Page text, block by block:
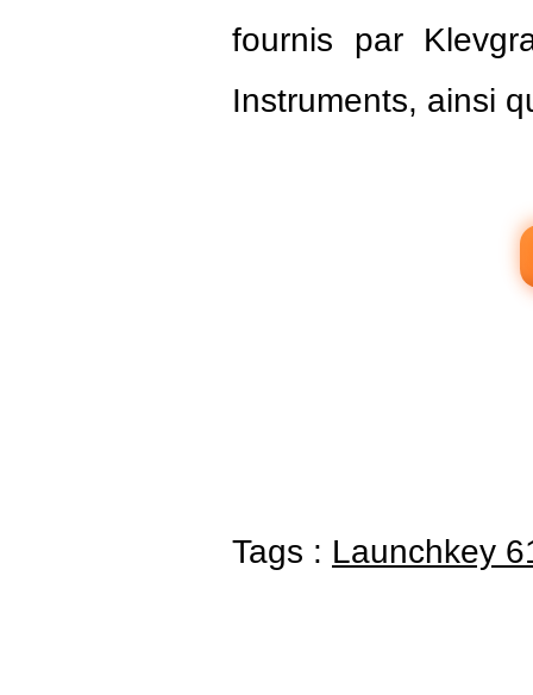
fournis par
Instruments, ainsi
Tags : Launchkey